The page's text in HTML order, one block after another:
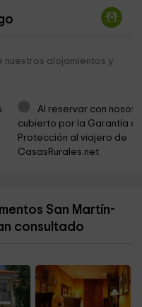
3,9 km
5,8 km
6,7 km
nuestros alojamientos y
Al reservar con
cubierto por la Garantía
Protección al viajero de
CasasRurales.net
San Martín-
consultado